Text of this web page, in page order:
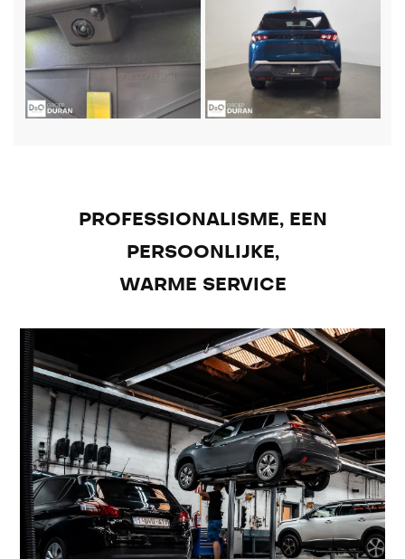
PROFESSIONALISME, EEN
PERSOONLIJKE,
WARME SERVICE
Lees meer